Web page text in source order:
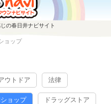
の春日井ナビサイト
ョップ
ウトドア 法律
ョップ ドラッグストア